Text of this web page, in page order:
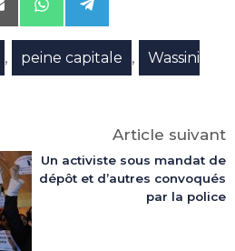
Share
on
WhatsApp
Share
on
Telegram
, peine capitale ,
Wassini
Article suivant
Un activiste sous mandat de
dépôt et d’autres convoqués
par la police